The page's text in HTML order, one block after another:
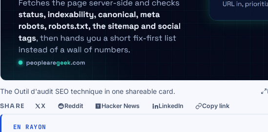
The Outil d'audit SEO technique in one shareable card.
SHARE X Reddit Hacker News LinkedIn Copy link
EN RAYON